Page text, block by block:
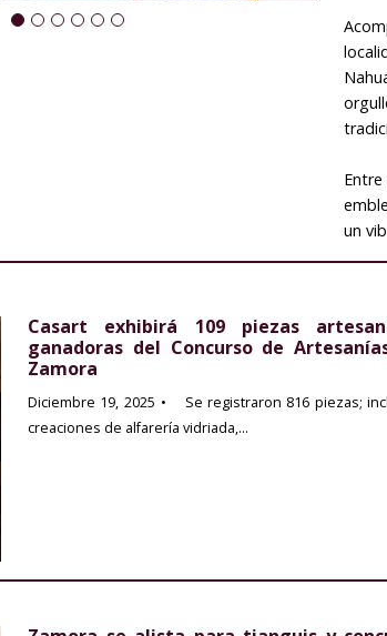
un
Casart exhibirá 109 piezas
ganadoras del Concurso de
Zamora
Diciembre 19, 2025 • Se registraron 816 piezas;
creaciones de alfarería vidriada,...